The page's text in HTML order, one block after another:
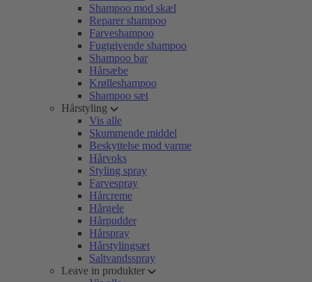
Shampoo mod skæl
Reparer shampoo
Farveshampoo
Fugtgivende shampoo
Shampoo bar
Hårsæbe
Krølleshampoo
Shampoo sæt
Hårstyling
Vis alle
Skummende middel
Beskyttelse mod varme
Hårvoks
Styling spray
Farvespray
Hårcreme
Hårgele
Hårpudder
Hårspray
Hårstylingsæt
Saltvandsspray
Leave in produkter